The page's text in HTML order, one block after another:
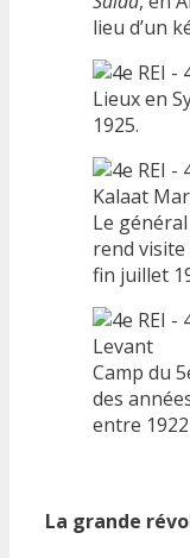
lieu d’un
Lieux en
1925.
Le général
rend visite
fin juillet
Camp du
des
entre
La grande